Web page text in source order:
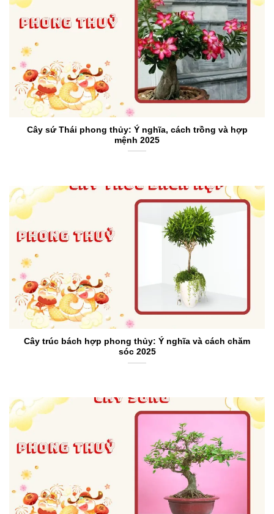
Cây sứ Thái phong thủy: Ý nghĩa, cách trồng và hợp
mệnh 2025
Cây trúc bách hợp phong thủy: Ý nghĩa và cách chăm
sóc 2025